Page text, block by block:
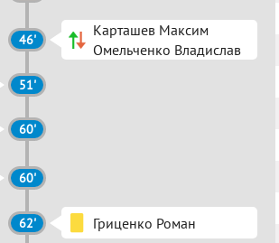
46'
Карташев Максим
Омельченко Владислав
51'
60'
60'
62' Гриценко Роман